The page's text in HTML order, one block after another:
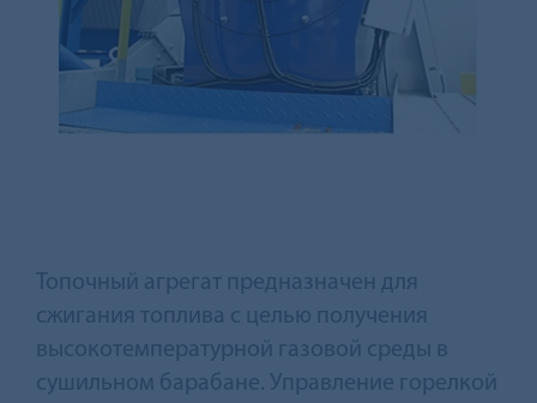
Топочный агрегат предназначен для
сжигания топлива с целью получения
высокотемпературной газовой среды в
сушильном барабане. Управление горелкой